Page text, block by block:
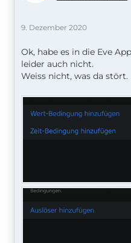
9. Dezember 2020
Ok, habe es in die Eve
leider auch nicht.
Weiss nicht, was da stört.